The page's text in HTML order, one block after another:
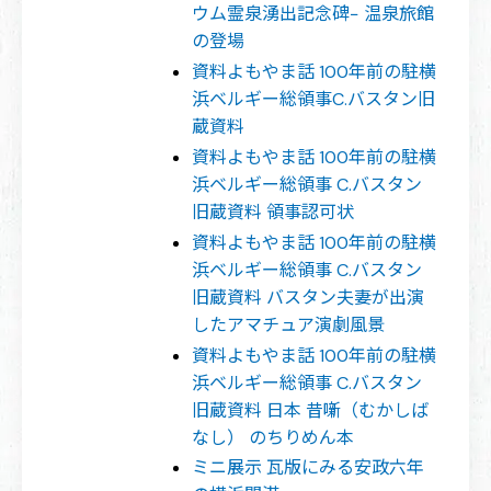
ウム霊泉湧出記念碑− 温泉旅館
の登場
資料よもやま話 100年前の駐横
浜ベルギー総領事C.バスタン旧
蔵資料
資料よもやま話 100年前の駐横
浜ベルギー総領事 C.バスタン
旧蔵資料 領事認可状
資料よもやま話 100年前の駐横
浜ベルギー総領事 C.バスタン
旧蔵資料 バスタン夫妻が出演
したアマチュア演劇風景
資料よもやま話 100年前の駐横
浜ベルギー総領事 C.バスタン
旧蔵資料 日本 昔噺（むかしば
なし） のちりめん本
ミニ展示 瓦版にみる安政六年